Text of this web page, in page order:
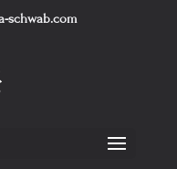
schwab.com